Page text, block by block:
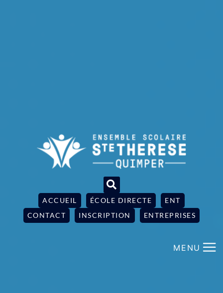
ACCUEIL ÉCOLE DIRECTE
ENT
CONTACT
INSCRIPTION ENTREPRISES